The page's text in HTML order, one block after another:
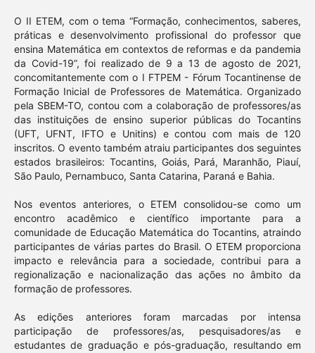
O II ETEM, com o tema “Formação, conhecimentos, saberes,
práticas e desenvolvimento profissional do professor que
ensina Matemática em contextos de reformas e da pandemia
da Covid-19”, foi realizado de 9 a 13 de agosto de 2021,
concomitantemente com o I FTPEM - Fórum Tocantinense de
Formação Inicial de Professores de Matemática. Organizado
pela SBEM-TO, contou com a colaboração de professores/as
das instituições de ensino superior públicas do Tocantins
(UFT, UFNT, IFTO e Unitins) e contou com mais de 120
inscritos. O evento também atraiu participantes dos seguintes
estados brasileiros: Tocantins, Goiás, Pará, Maranhão, Piauí,
São Paulo, Pernambuco, Santa Catarina, Paraná e Bahia.
Nos eventos anteriores, o ETEM consolidou-se como um
encontro acadêmico e científico importante para a
comunidade de Educação Matemática do Tocantins, atraindo
participantes de várias partes do Brasil. O ETEM proporciona
impacto e relevância para a sociedade, contribui para a
regionalização e nacionalização das ações no âmbito da
formação de professores.
As edições anteriores foram marcadas por intensa
participação de professores/as, pesquisadores/as e
estudantes de graduação e pós-graduação, resultando em